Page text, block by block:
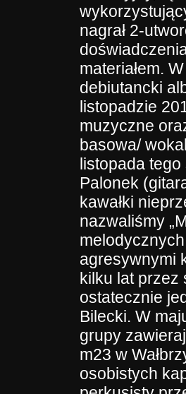
nagrał 2-
materiałem.
debiutancki
listopadzie
muzyczne
basowa/
listopada tego
Palonek
kawałki
nazwaliśmy
agresywnymi
kilku lat przez
ostatecznie
Bilecki. W
grupy
m23 w
osobistych